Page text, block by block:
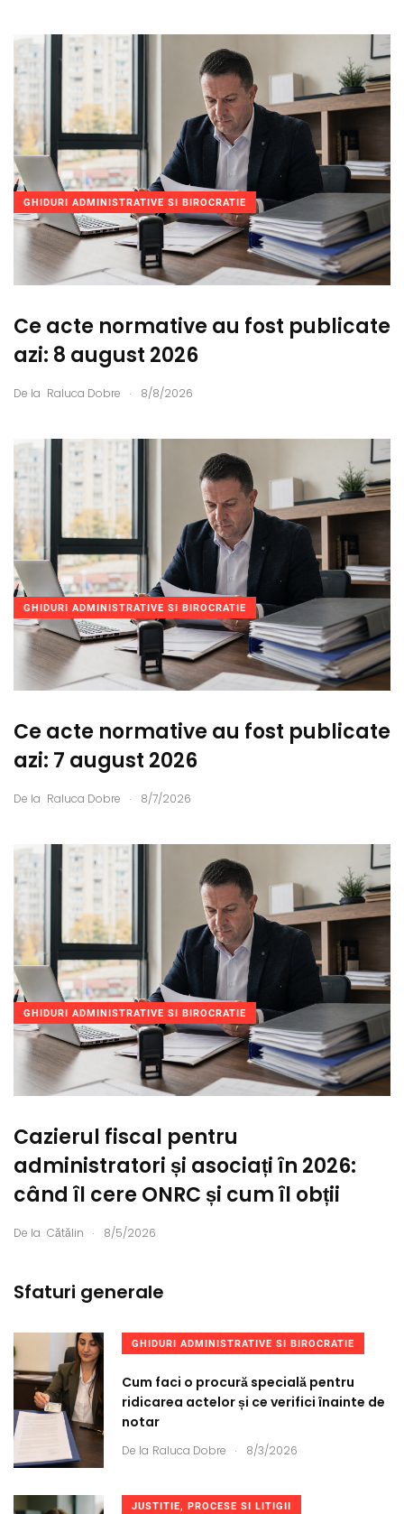
GHIDURI ADMINISTRATIVE SI BIROCRATIE
Ce acte normative au fost publicate
azi: 8 august 2026
De la Raluca Dobre . 8/8/2026
GHIDURI ADMINISTRATIVE SI BIROCRATIE
Ce acte normative au fost publicate
azi: 7 august 2026
De la Raluca Dobre . 8/7/2026
GHIDURI ADMINISTRATIVE SI BIROCRATIE
Cazierul fiscal pentru
administratori și asociați în 2026:
când îl cere ONRC și cum îl obții
De la Cătălin . 8/5/2026
Sfaturi generale
GHIDURI ADMINISTRATIVE SI BIROCRATIE
Cum faci o procură specială pentru
ridicarea actelor și ce verifici înainte de
notar
De la Raluca Dobre . 8/3/2026
JUSTITIE, PROCESE SI LITIGII